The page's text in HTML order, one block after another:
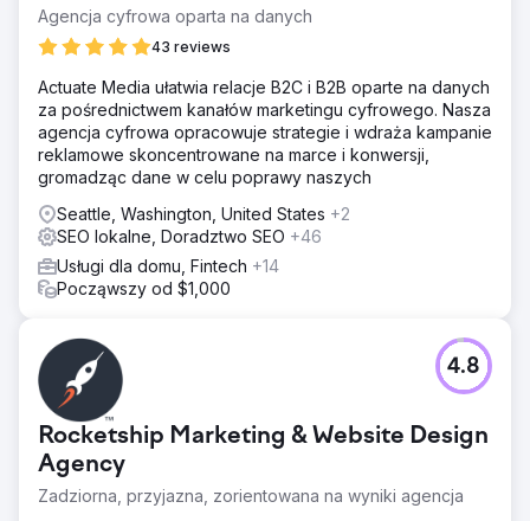
Agencja cyfrowa oparta na danych
43 reviews
Actuate Media ułatwia relacje B2C i B2B oparte na danych
za pośrednictwem kanałów marketingu cyfrowego. Nasza
agencja cyfrowa opracowuje strategie i wdraża kampanie
reklamowe skoncentrowane na marce i konwersji,
gromadząc dane w celu poprawy naszych
Seattle, Washington, United States +2
SEO lokalne, Doradztwo SEO +46
Usługi dla domu, Fintech +14
Począwszy od $1,000
Rocketship Marketing & Website Design
Agency
Zadziorna, przyjazna, zorientowana na wyniki agencja
4.8